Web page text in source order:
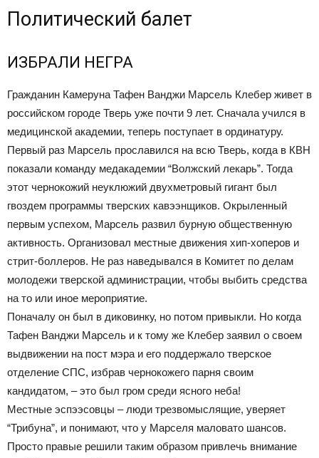
Политический балет
ИЗБРАЛИ НЕГРА
Гражданин Камеруна Тафен Ванджи Марсель Клебер живет в
российском городе Тверь уже почти 9 лет. Сначала учился в
медицинской академии, теперь поступает в ординатуру.
Первый раз Марсель прославился на всю Тверь, когда в КВН
показали команду медакадемии “Волжский лекарь”. Тогда
этот чернокожий неуклюжий двухметровый гигант был
гвоздем программы тверских кавээнщиков. Окрыленный
первым успехом, Марсель развил бурную общественную
активность. Организовал местные движения хип-хоперов и
стрит-боллеров. Не раз наведывался в Комитет по делам
молодежи тверской администрации, чтобы выбить средства
на то или иное мероприятие.
Поначалу он был в диковинку, но потом привыкли. Но когда
Тафен Ванджи Марсель и к тому же Клебер заявил о своем
выдвижении на пост мэра и его поддержало тверское
отделение СПС, избрав чернокожего парня своим
кандидатом, – это был гром среди ясного неба!
Местные эспээсовцы – люди трезвомыслящие, уверяет
“Трибуна”, и понимают, что у Марселя маловато шансов.
Просто правые решили таким образом привлечь внимание